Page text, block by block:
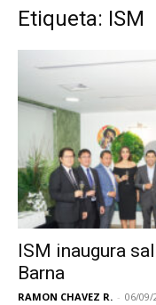
Etiqueta: ISM
ISM inaugura
Barna
RAMON CHAVEZ R. - 06/09/